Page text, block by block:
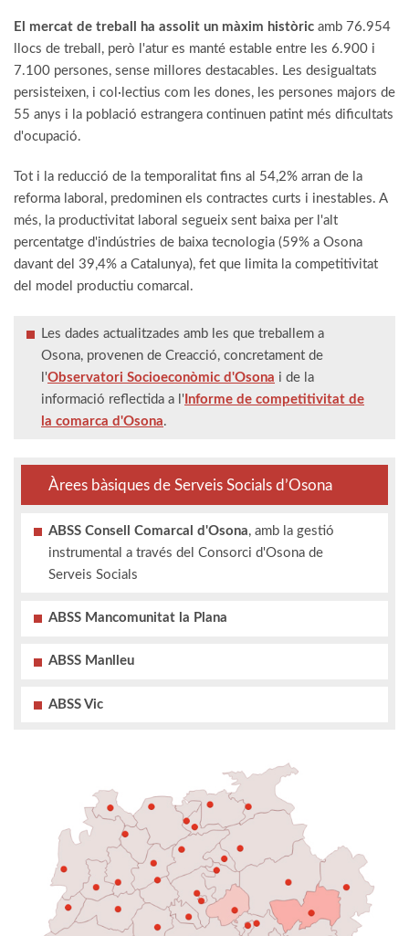
El mercat de treball ha assolit un màxim històric amb 76.954
llocs de treball, però l'atur es manté estable entre les 6.900 i
7.100 persones, sense millores destacables. Les desigualtats
persisteixen, i col·lectius com les dones, les persones majors de
55 anys i la població estrangera continuen patint més dificultats
d'ocupació.
Tot i la reducció de la temporalitat fins al 54,2% arran de la
reforma laboral, predominen els contractes curts i inestables. A
més, la productivitat laboral segueix sent baixa per l'alt
percentatge d'indústries de baixa tecnologia (59% a Osona
davant del 39,4% a Catalunya), fet que limita la competitivitat
del model productiu comarcal.
Les dades actualitzades amb les que treballem a
Osona, provenen de Creacció, concretament de
l'Observatori Socioeconòmic d'Osona i de la
informació reflectida a l' Informe de competitivitat de
la comarca d'Osona.
Àrees bàsiques de Serveis Socials d’Osona
ABSS Consell Comarcal d'Osona, amb la gestió
instrumental a través del Consorci d'Osona de
Serveis Socials
ABSS Mancomunitat la Plana
ABSS Manlleu
ABSS Vic